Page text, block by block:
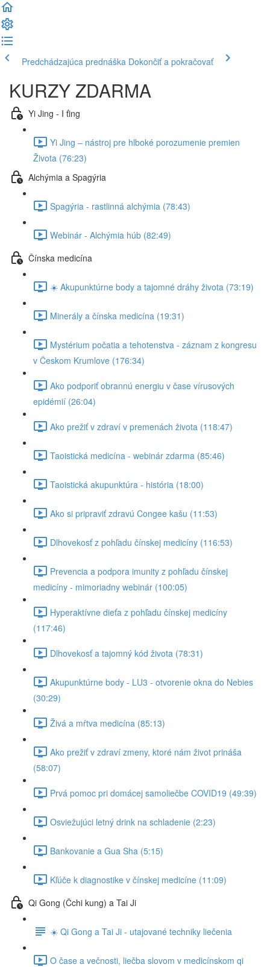
Predchádzajúca prednáška Dokončiť a pokračovať
KURZY ZDARMA
Yi Jing - I ťing
Yi Jing – nástroj pre hlboké porozumenie premien
Života (76:23)
Alchýmia a Spagýria
Spagýria - rastlinná alchýmia (78:43)
Webinár - Alchýmia húb (82:49)
Čínska medicína
☀️ Akupunktúrne body a tajomné dráhy života (73:19)
Minerály a čínska medicína (19:31)
Mystérium počatia a tehotenstva - záznam z kongresu
v Českom Krumlove (176:34)
Ako podporiť obrannú energiu v čase vírusových
epidémií (26:04)
Ako prežiť v zdraví v premenách života (118:47)
Taoistická medicína - webinár zdarma (85:46)
Taoistická akupunktúra - história (18:00)
Ako si pripraviť zdravú Congee kašu (11:53)
Dlhovekosť z pohľadu čínskej medicíny (116:53)
Prevencia a podpora imunity z pohľadu čínskej
medicíny - mimoriadny webinár (100:05)
Hyperaktívne dieťa z pohľadu čínskej medicíny
(117:46)
Dlhovekosť a tajomný kód života (78:31)
Akupunktúrne body - LU3 - otvorenie okna do Nebies
(30:29)
Živá a mŕtva medicína (85:13)
Ako prežiť v zdraví zmeny, ktoré nám život prináša
(58:07)
Prvá pomoc pri domácej samoliečbe COVID19 (49:39)
Osviežujúci letný drink na schladenie (2:23)
Bankovanie a Gua Sha (5:15)
Kľúče k diagnostike v čínskej medicíne (11:09)
Qi Gong (Čchi kung) a Tai Ji
☀️ Qi Gong a Tai Ji - utajované techniky liečenia
O čase a večnosti, liečba slovom v medicínskom qi